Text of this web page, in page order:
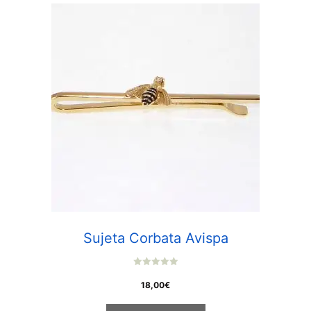
Sujeta Corbata Avispa
o
18,00€